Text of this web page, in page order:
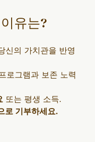
유는?
신의 가치관을 반영
로그램과 보존 노력
또는 평생 소득.
로 기부하세요.